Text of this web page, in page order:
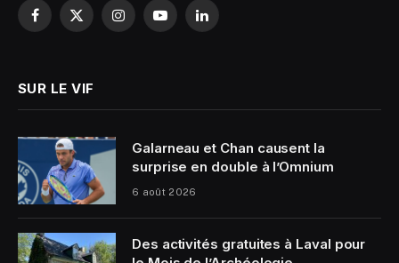
Facebook
X
InstagramYouTubeLinkedIn
SUR LE VIF
Galarneau et Chan causent la
surprise en double à l’Omnium
6 août 2026
Des activités gratuites à Laval pour